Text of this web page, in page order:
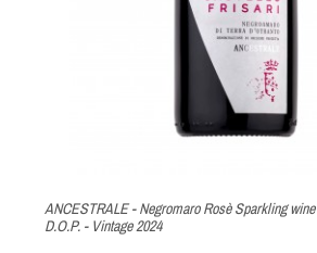
ANCESTRALE - Negromaro Rosè Sparkling wine
D.O.P. - Vintage 2024